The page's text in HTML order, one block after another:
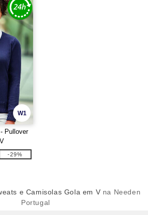
W1
Pullover
-29%
e Camisolas Gola em V na Needen
Portugal